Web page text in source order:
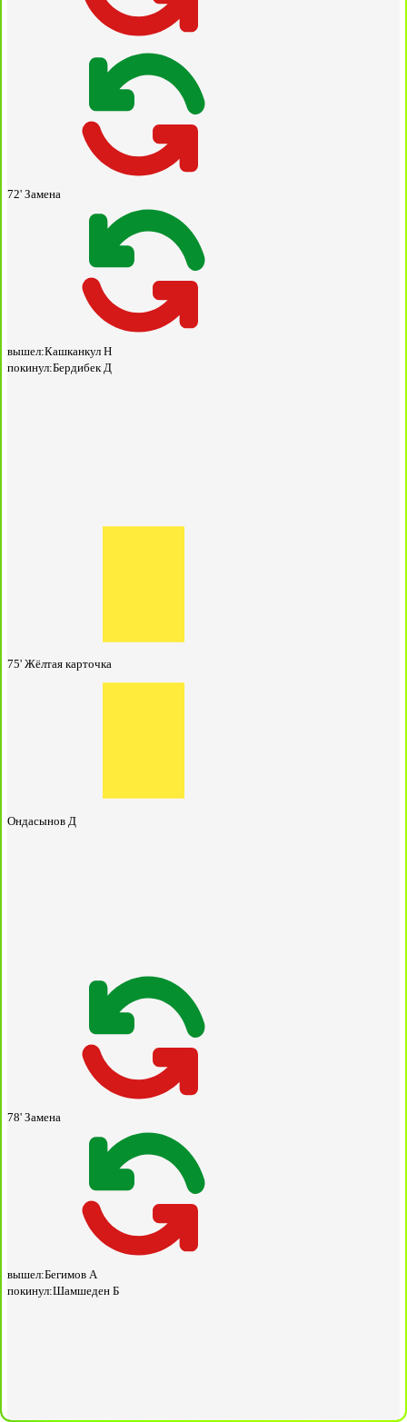
72' Замена
вышел:Кашканкул Н
покинул:Бердибек Д
75' Жёлтая карточка
Ондасынов Д
78' Замена
вышел:Бегимов А
покинул:Шамшеден Б